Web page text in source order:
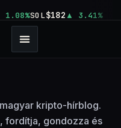
1.08%SOL$182 3.41%
kripto-hírblog.
fordítja, gondozza és